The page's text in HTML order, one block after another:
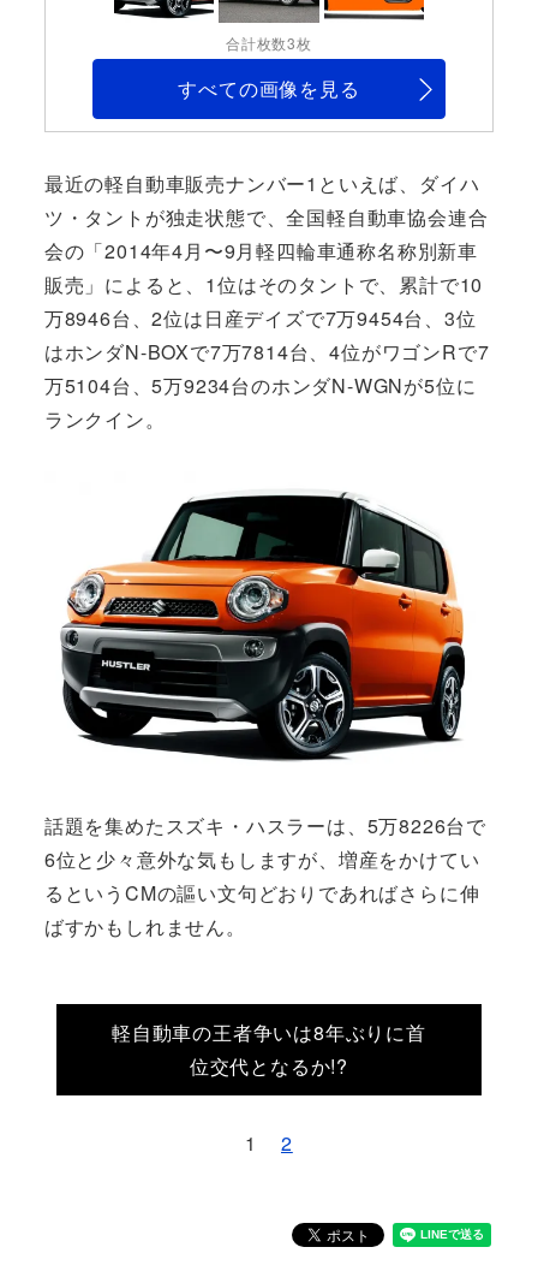
合計枚数3枚
すべての画像を見る
最近の軽自動車販売ナンバー1といえば、ダイハ
ツ・タントが独走状態で、全国軽自動車協会連合
会の「2014年4月〜9月軽四輪車通称名称別新車
販売」によると、1位はそのタントで、累計で10
万8946台、2位は日産デイズで7万9454台、3位
はホンダN-BOXで7万7814台、4位がワゴンRで7
万5104台、5万9234台のホンダN-WGNが5位に
ランクイン。
話題を集めたスズキ・ハスラーは、5万8226台で
6位と少々意外な気もしますが、増産をかけてい
るというCMの謳い文句どおりであればさらに伸
ばすかもしれません。
軽自動車の王者争いは8年ぶりに首
位交代となるか!?
1 2